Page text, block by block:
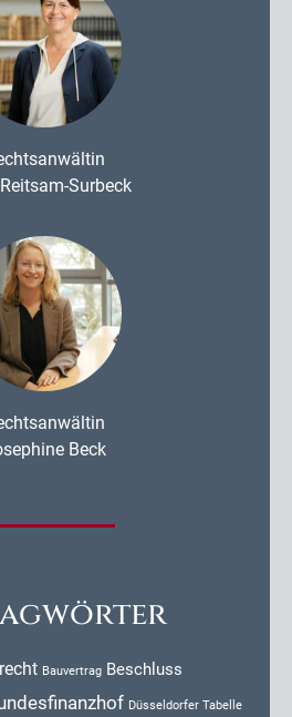
Surbeck
Beck
Bauvertrag Beschluss
Düsseldorfer Tabelle